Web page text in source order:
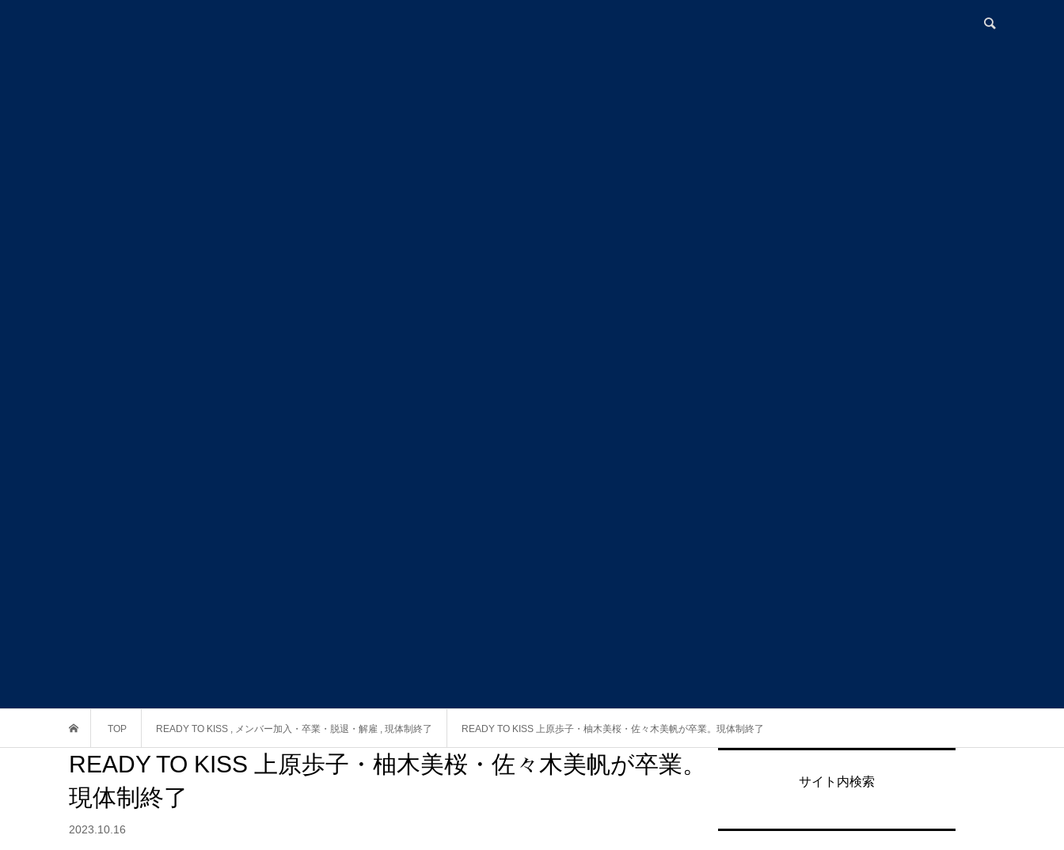
TOP READY TO KISS , メンバー加入・卒業・脱退・解雇 , 現体制終了 READY TO KISS 上原歩子・柚木美桜・佐々木美帆が卒業。現体制終了
READY TO KISS 上原歩子・柚木美桜・佐々木美帆が卒業。
現体制終了
2023.10.16
サイト内検索